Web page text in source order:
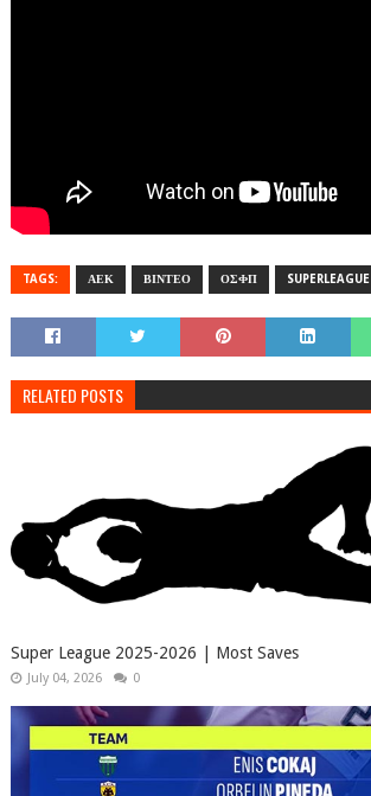
TAGS: ΑΕΚ ΒΙΝΤΕΟ ΟΣΦΠ SUPERLEAGUE
RELATED POSTS
Super League 2025-2026 | Most Saves
July 04, 2026 0